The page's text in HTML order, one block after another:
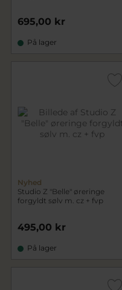
695,00 kr
På lager
Nyhed
Studio Z "Belle" øreringe
forgyldt sølv m. cz + fvp
495,00 kr
På lager